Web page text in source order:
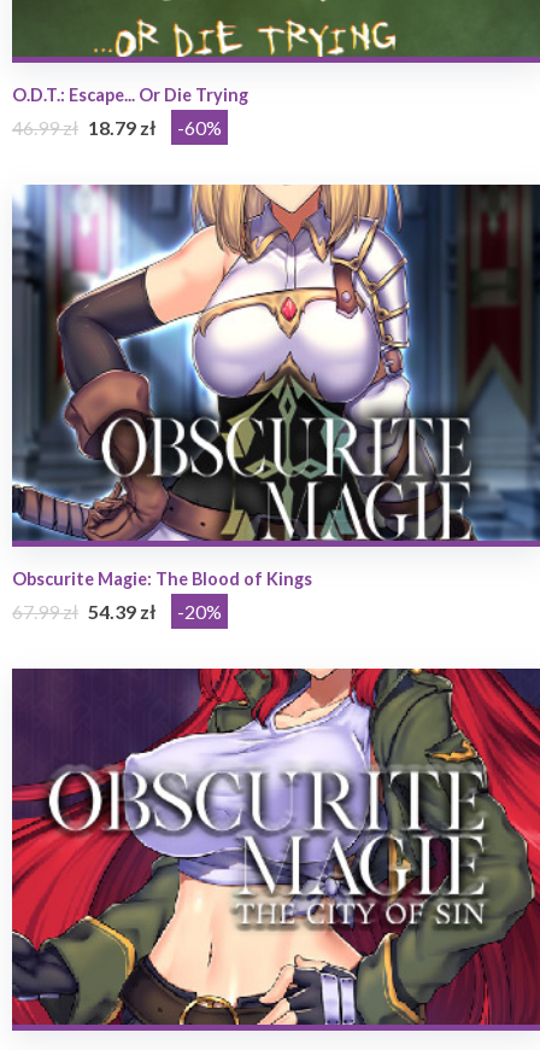
O.D.T.: Escape... Or Die Trying
46.99 zł 18.79 zł -60%
Obscurite Magie: The Blood of Kings
67.99 zł 54.39 zł -20%